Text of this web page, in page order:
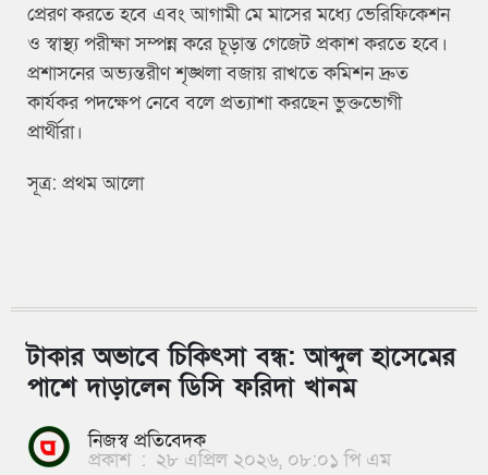
প্রেরণ করতে হবে এবং আগামী মে মাসের মধ্যে ভেরিফিকেশন
ও স্বাস্থ্য পরীক্ষা সম্পন্ন করে চূড়ান্ত গেজেট প্রকাশ করতে হবে।
প্রশাসনের অভ্যন্তরীণ শৃঙ্খলা বজায় রাখতে কমিশন দ্রুত
কার্যকর পদক্ষেপ নেবে বলে প্রত্যাশা করছেন ভুক্তভোগী
প্রার্থীরা।
সূত্র: প্রথম আলো
টাকার অভাবে চিকিৎসা বন্ধ: আব্দুল হাসেমের
পাশে দাড়ালেন ডিসি ফরিদা খানম
নিজস্ব প্রতিবেদক
প্রকাশ : ২৮ এপ্রিল ২০২৬, ০৮:০১ পি এম